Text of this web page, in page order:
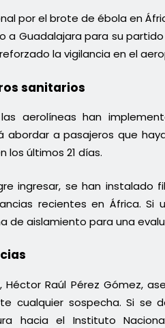
por el brote de ébola en
a Guadalajara para su
la vigilancia en el
sanitarios
aerolíneas han
abordar a pasajeros que
los últimos 21 días.
ingresar, se han instalado
recientes en África.
de aislamiento para una
Héctor Raúl Pérez Gómez,
cualquier sospecha. Si se
hacia el Instituto